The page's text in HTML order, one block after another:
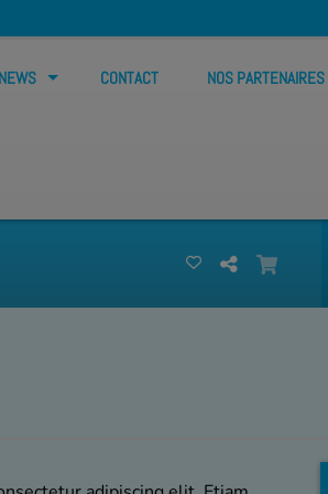
NEWS CONTACT NOS PARTENAIRES